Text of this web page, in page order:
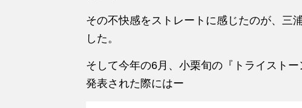
その不快感をストレートに感じたのが、三
した。
そして今年の6月、小栗旬の『トライスト
発表された際にはー